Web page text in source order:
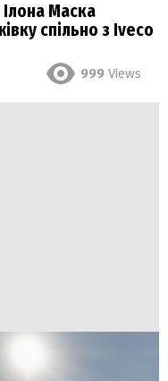
Маска
спільно з Iveco
999 Views